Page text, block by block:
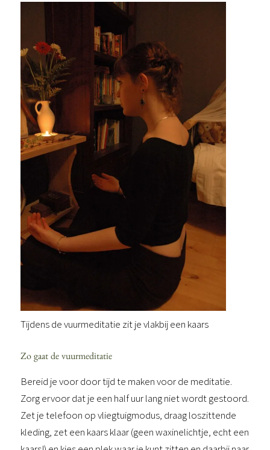
Tijdens de vuurmeditatie zit je vlakbij een kaars
Zo gaat de vuurmeditatie
Bereid je voor door tijd te maken voor de meditatie.
Zorg ervoor dat je een half uur lang niet wordt gestoord.
Zet je telefoon op vliegtuigmodus, draag loszittende
kleding, zet een kaars klaar (geen waxinelichtje, echt een